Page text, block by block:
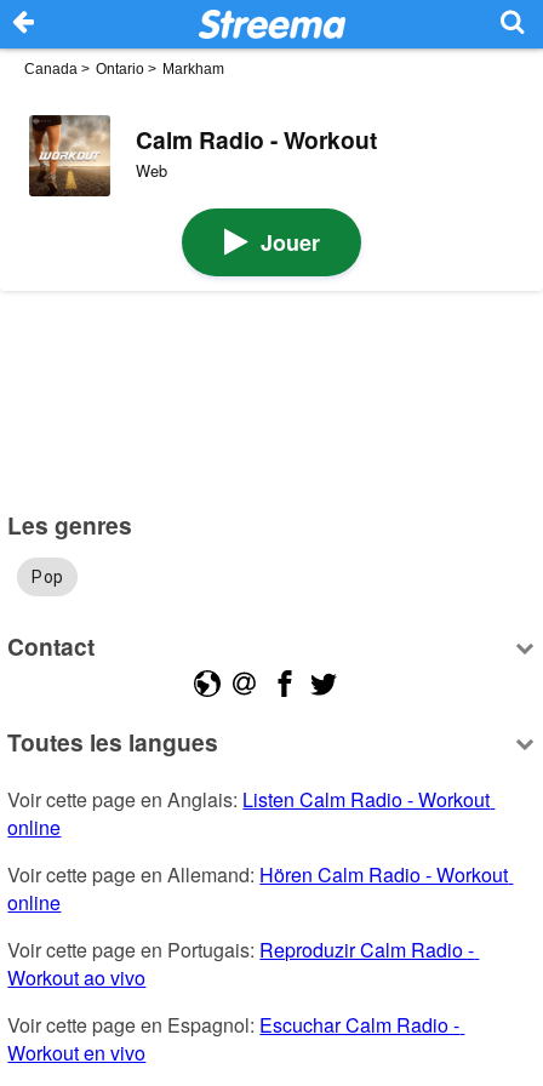
Canada > Ontario > Markham
Calm Radio - Workout
Web
Jouer
Les genres
Pop
Contact
Toutes les langues
Voir cette page en Anglais: Listen Calm Radio - Workout
online
Voir cette page en Allemand: Hören Calm Radio - Workout
online
Voir cette page en Portugais: Reproduzir Calm Radio -
Workout ao vivo
Voir cette page en Espagnol: Escuchar Calm Radio -
Workout en vivo